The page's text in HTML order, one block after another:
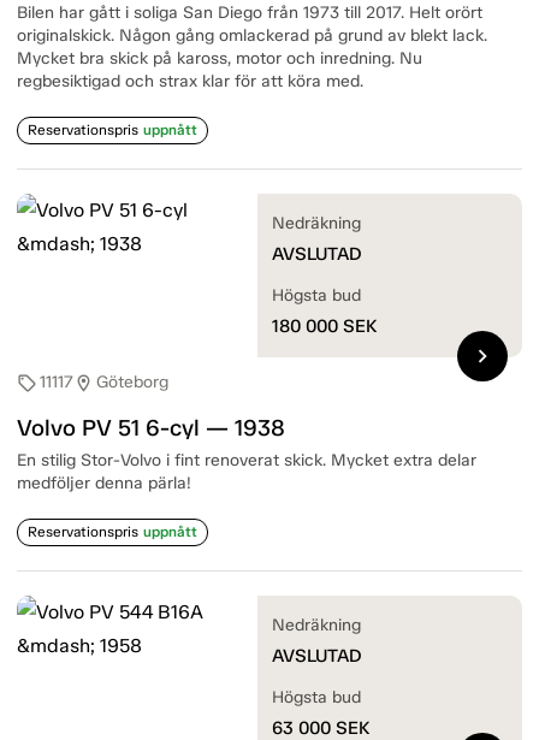
Bilen har gått i soliga San Diego från 1973 till 2017. Helt orört
originalskick. Någon gång omlackerad på grund av blekt lack.
Mycket bra skick på kaross, motor och inredning. Nu
regbesiktigad och strax klar för att köra med.
Reservationspris uppnått
sell11117location_on Göteborg
Volvo PV 51 6-cyl — 1938
En stilig Stor-Volvo i fint renoverat skick. Mycket extra delar
medföljer denna pärla!
Reservationspris uppnått
Nedräkning
AVSLUTAD
Högsta bud
180 000 SEK
chevron_right
Nedräkning
AVSLUTAD
Högsta bud
63 000 SEK